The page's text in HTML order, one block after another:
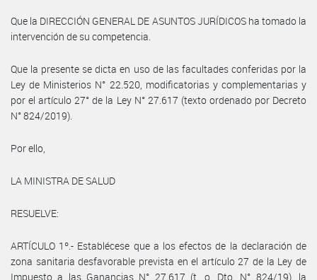
Que la DIRECCIÓN GENERAL DE ASUNTOS JURÍDICOS ha tomado la
intervención de su competencia.
Que la presente se dicta en uso de las facultades conferidas por la
Ley de Ministerios N° 22.520, modificatorias y complementarias y
por el artículo 27° de la Ley N° 27.617 (texto ordenado por Decreto
N° 824/2019).
Por ello,
LA MINISTRA DE SALUD
RESUELVE:
ARTÍCULO 1º.- Establécese que a los efectos de la declaración de
zona sanitaria desfavorable prevista en el artículo 27 de la Ley de
Impuesto a las Ganancias N° 27.617 (t. o. Dto. N° 824/19), la